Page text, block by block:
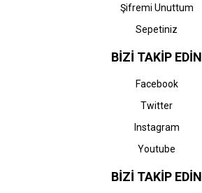
Şifremi Unuttum
Sepetiniz
BİZİ TAKİP EDİN
Facebook
Twitter
Instagram
Youtube
BİZİ TAKİP EDİN